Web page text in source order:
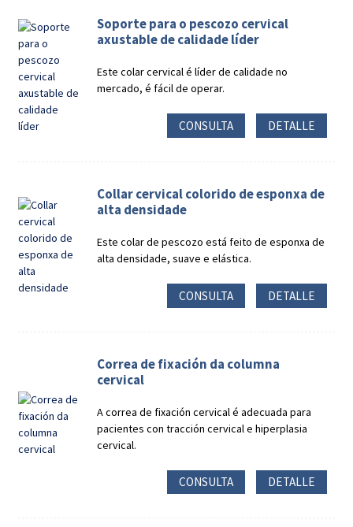
Soporte para o pescozo cervical
axustable de calidade líder
Este colar cervical é líder de calidade no
mercado, é fácil de operar.
CONSULTA DETALLE
Collar cervical colorido de esponxa de
alta densidade
Este colar de pescozo está feito de esponxa de
alta densidade, suave e elástica.
CONSULTA DETALLE
Correa de fixación da columna
cervical
A correa de fixación cervical é adecuada para
pacientes con tracción cervical e hiperplasia
cervical.
CONSULTA DETALLE